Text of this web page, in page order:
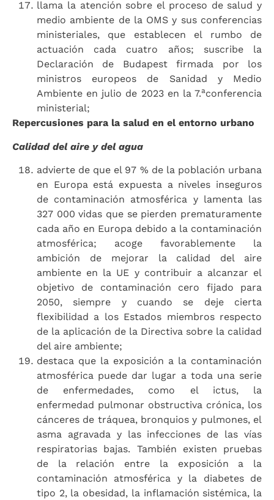
llama la atención sobre el proceso de salud y
medio ambiente de la OMS y sus conferencias
ministeriales, que establecen el rumbo de
actuación cada cuatro años; suscribe la
Declaración de Budapest firmada por los
ministros europeos de Sanidad y Medio
Ambiente en julio de 2023 en la 7.aconferencia
ministerial;
Repercusiones para la salud en el entorno urbano
Calidad del aire y del agua
advierte de que el 97 % de la población urbana
en Europa está expuesta a niveles inseguros
de contaminación atmosférica y lamenta las
327 000 vidas que se pierden prematuramente
cada año en Europa debido a la contaminación
atmosférica; acoge favorablemente la
ambición de mejorar la calidad del aire
ambiente en la UE y contribuir a alcanzar el
objetivo de contaminación cero fijado para
2050, siempre y cuando se deje cierta
flexibilidad a los Estados miembros respecto
de la aplicación de la Directiva sobre la calidad
del aire ambiente;
destaca que la exposición a la contaminación
atmosférica puede dar lugar a toda una serie
de enfermedades, como el ictus, la
enfermedad pulmonar obstructiva crónica, los
cánceres de tráquea, bronquios y pulmones, el
asma agravada y las infecciones de las vías
respiratorias bajas. También existen pruebas
de la relación entre la exposición a la
contaminación atmosférica y la diabetes de
tipo 2, la obesidad, la inflamación sistémica, la